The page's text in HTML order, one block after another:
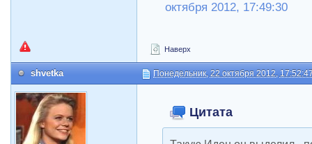
октября 2012, 17:49:30
Наверх
shvetka Понедельник, 22 октября 2012,
Цитата